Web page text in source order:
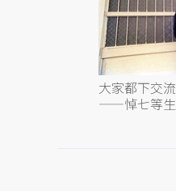
大家都下交
——悼七等生